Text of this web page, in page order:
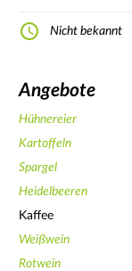
Nicht bekannt
Angebote
Hühnereier
Kartoffeln
Spargel
Heidelbeeren
Kaffee
Weißwein
Rotwein